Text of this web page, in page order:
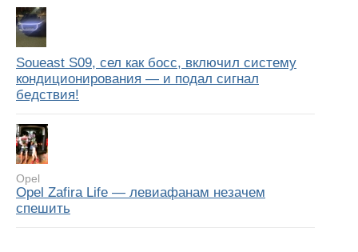
Soueast S09, сел как босс, включил систему
кондиционирования — и подал сигнал
бедствия!
Opel
Opel Zafira Life — левиафанам незачем
спешить